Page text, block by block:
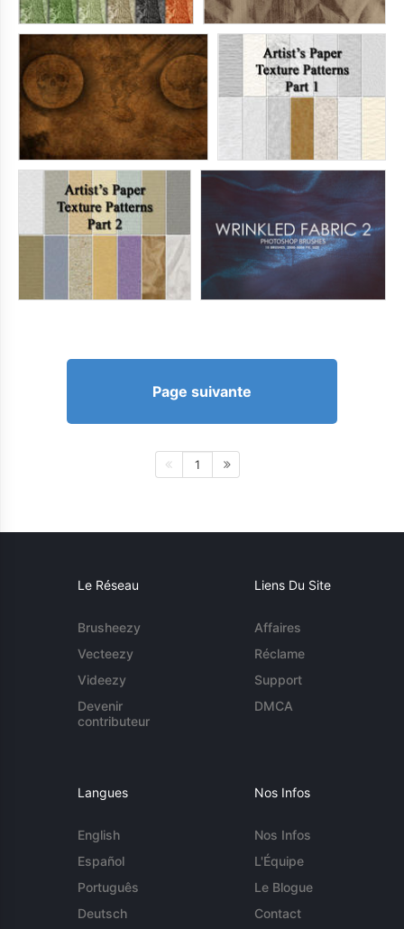
Page suivante
1
Le Réseau
Brusheezy
Vecteezy
Videezy
Devenir
contributeur
Liens Du Site
Affaires
Réclame
Support
DMCA
Langues
English
Español
Português
Deutsch
Nos Infos
Nos Infos
L'Équipe
Le Blogue
Contact